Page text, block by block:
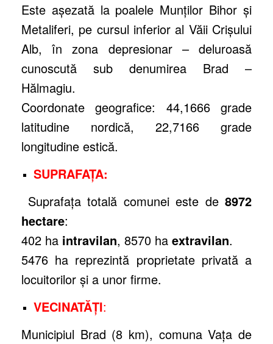
Este aşezată la poalele Munţilor Bihor şi
Metaliferi, pe cursul inferior al Văii Crişului
Alb, în zona depresionar – deluroasă
cunoscută sub denumirea Brad –
Hălmagiu.
Coordonate geografice: 44,1666 grade
latitudine nordică, 22,7166 grade
longitudine estică.
SUPRAFAŢA:
Suprafaţa totală comunei este de 8972
hectare:
402 ha intravilan, 8570 ha extravilan.
5476 ha reprezintă proprietate privată a
locuitorilor şi a unor firme.
VECINATĂŢI:
Municipiul Brad (8 km), comuna Vaţa de